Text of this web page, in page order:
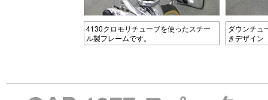
4130クロモリチューブを使ったスチー
ル製フレームです。
ダウンチュ
きデザイン